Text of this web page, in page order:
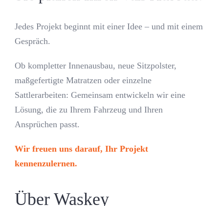
Jedes Projekt beginnt mit einer Idee – und mit einem
Gespräch.
Ob kompletter Innenausbau, neue Sitzpolster,
maßgefertigte Matratzen oder einzelne
Sattlerarbeiten: Gemeinsam entwickeln wir eine
Lösung, die zu Ihrem Fahrzeug und Ihren
Ansprüchen passt.
Wir freuen uns darauf, Ihr Projekt
kennenzulernen.
Über Waskey